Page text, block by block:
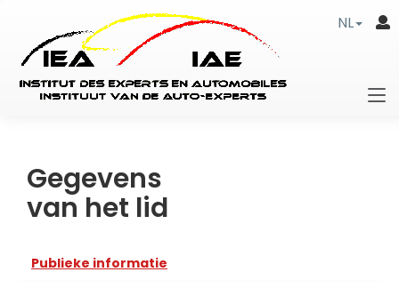
NL
Gegevens
van het lid
Publieke informatie